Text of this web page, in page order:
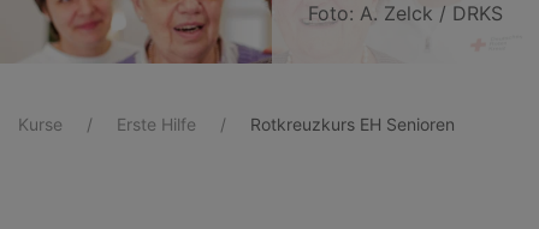
Foto: A. Zelck / DRKS
Kurse Erste Hilfe Rotkreuzkurs EH Senioren